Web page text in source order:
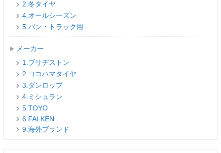
2.冬タイヤ
4.オールシーズン
5.バン・トラック用
メーカー
1.ブリヂストン
2.ヨコハマタイヤ
3.ダンロップ
4.ミシュラン
5.TOYO
6.FALKEN
9.海外ブランド